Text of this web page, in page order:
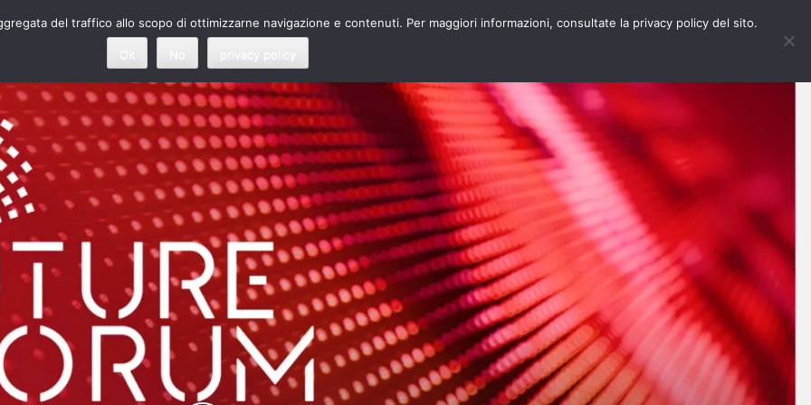
del traffico allo scopo di ottimizzarne navigazione e contenuti. Per maggiori informazioni, consultate la privacy policy del sito.